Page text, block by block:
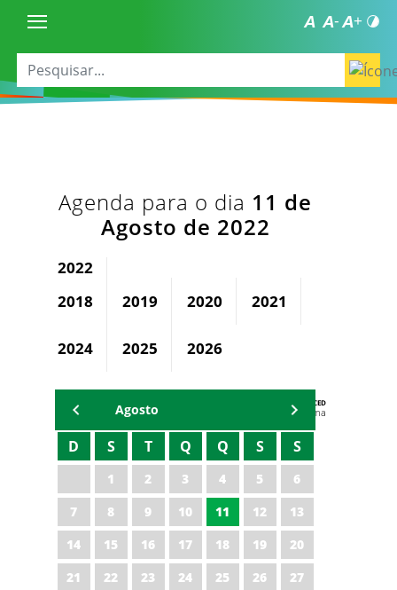
Agenda para o dia 11 de
Agosto de 2022
2022
2018
2019 2020 2021
2024 2025 2026
AGENDA DA CODED/CED
Vagna Lima
Agosto
D S T Q Q S S
1 2 3 4 5
6
7
8 9 10 11 12
13
14
15 16 17 18 19
20
21
22 23 24 25 26
27